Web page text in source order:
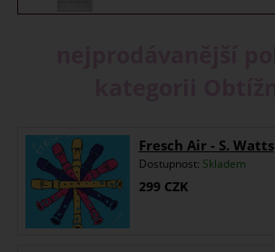
Fresch Air - S. Watts
Dostupnost: Skladem
299 CZK